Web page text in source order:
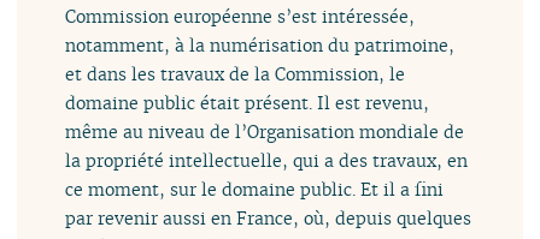
Commission européenne s’est intéressée,
notamment, à la numérisation du patrimoine,
et dans les travaux de la Commission, le
domaine public était présent. Il est revenu,
même au niveau de l’Organisation mondiale de
la propriété intellectuelle, qui a des travaux, en
ce moment, sur le domaine public. Et il a fini
par revenir aussi en France, où, depuis quelques